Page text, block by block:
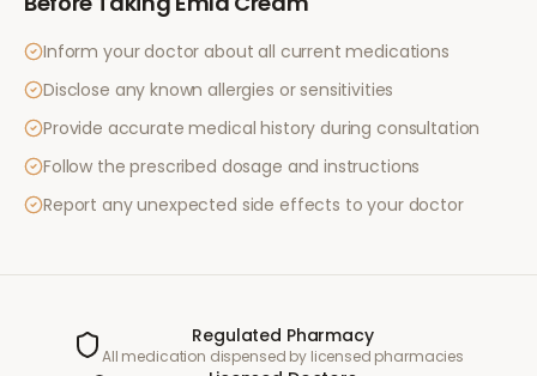
Inform your doctor about all current medications
Disclose any known allergies or sensitivities
Provide accurate medical history during consultation
Follow the prescribed dosage and instructions
Report any unexpected side effects to your doctor
Regulated Pharmacy
All medication dispensed by licensed pharmacies